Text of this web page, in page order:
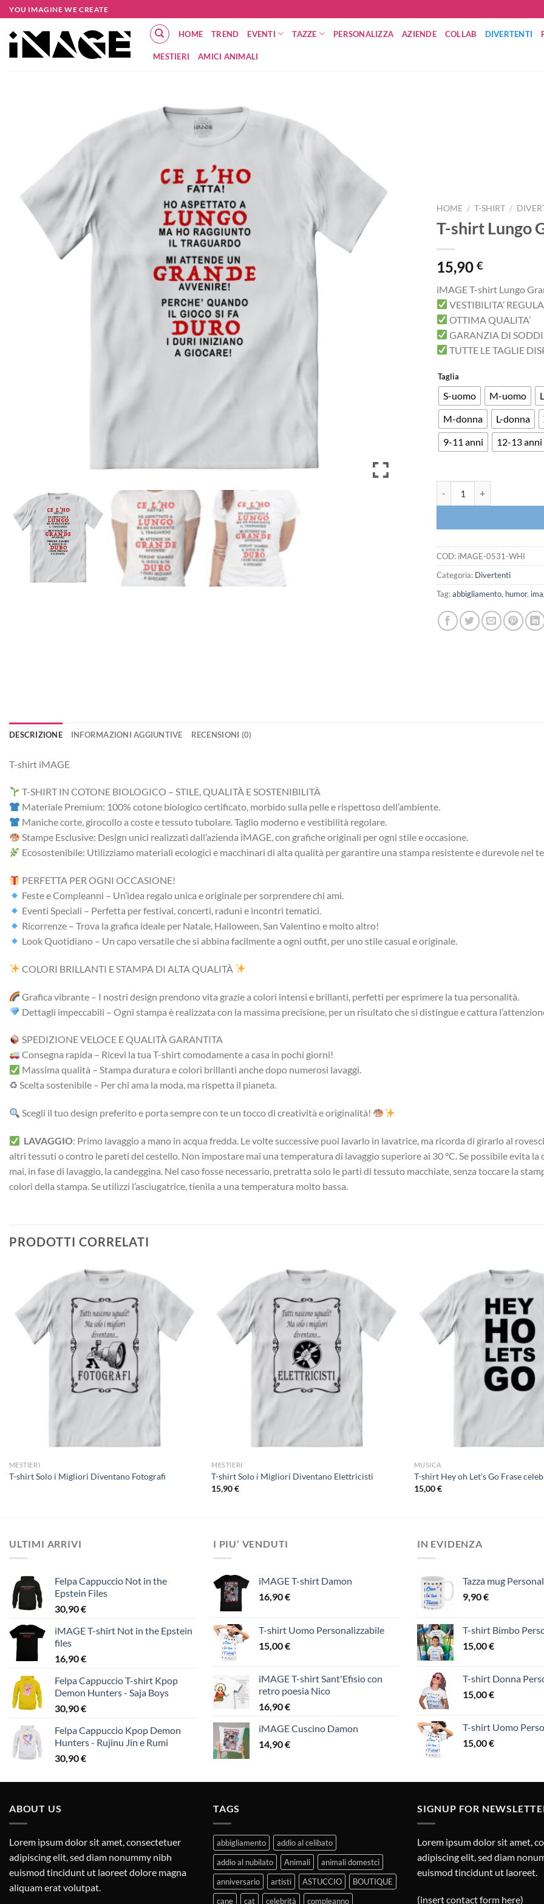
Salta
ai
contenuti
YOU IMAGINE WE CREATE
HOME TREND EVENTI TAZZE PERSONALIZZA AZIENDE COLLAB DIVERTENTI
MESTIERI AMICI ANIMALI
HOME / T-SHIRT /
T-shirt Lungo
15,90€
iMAGE T-shirt Lungo
VESTIBILITA’
OTTIMA QUALITA’
GARANZIA DI
TUTTE LE TAGLIE
Taglia
S-uomo M-uomo
M-donna
L-donna
9-11 anni
12-13 anni
COD: iMAGE-0531-WHI
Categoria: Divertenti
Tag:abbigliamento, humor,
DESCRIZIONE INFORMAZIONI AGGIUNTIVE RECENSIONI (0)
T-shirt iMAGE
T-SHIRT IN COTONE BIOLOGICO – STILE, QUALITÀ E SOSTENIBILITÀ
Materiale Premium: 100% cotone biologico certificato, morbido sulla pelle e rispettoso dell’ambiente.
Maniche corte, girocollo a coste e tessuto tubolare. Taglio moderno e vestibilità regolare.
Stampe Esclusive: Design unici realizzati dall’azienda iMAGE, con grafiche originali per ogni stile e occasione.
Ecosostenibile: Utilizziamo materiali ecologici e macchinari di alta qualità per garantire una stampa resistente e durevole nel
PERFETTA PER OGNI OCCASIONE!
Feste e Compleanni – Un’idea regalo unica e originale per sorprendere chi ami.
Eventi Speciali – Perfetta per festival, concerti, raduni e incontri tematici.
Ricorrenze – Trova la grafica ideale per Natale, Halloween, San Valentino e molto altro!
Look Quotidiano – Un capo versatile che si abbina facilmente a ogni outfit, per uno stile casual e originale.
COLORI BRILLANTI E STAMPA DI ALTA QUALITÀ
Grafica vibrante – I nostri design prendono vita grazie a colori intensi e brillanti, perfetti per esprimere la tua personalità.
Dettagli impeccabili – Ogni stampa è realizzata con la massima precisione, per un risultato che si distingue e cattura
SPEDIZIONE VELOCE E QUALITÀ GARANTITA
Consegna rapida – Ricevi la tua T-shirt comodamente a casa in pochi giorni!
Massima qualità – Stampa duratura e colori brillanti anche dopo numerosi lavaggi.
♻ Scelta sostenibile – Per chi ama la moda, ma rispetta il pianeta.
Scegli il tuo design preferito e porta sempre con te un tocco di creatività e originalità!
LAVAGGIO: Primo lavaggio a mano in acqua fredda. Le volte successive puoi lavarlo in lavatrice, ma ricorda di girarlo al
altri tessuti o contro le pareti del cestello. Non impostare mai una temperatura di lavaggio superiore ai 30 °C. Se possibile evita
mai, in fase di lavaggio, la candeggina. Nel caso fosse necessario, pretratta solo le parti di tessuto macchiate, senza toccare la
colori della stampa. Se utilizzi l’asciugatrice, tienila a una temperatura molto bassa.
PRODOTTI CORRELATI
MESTIERI
T-shirt Solo i Migliori Diventano Fotografi
MESTIERI
T-shirt Solo i Migliori Diventano Elettricisti
15,90€
MUSICA
T-shirt Hey oh Let’s Go Frase
15,00€
ULTIMI ARRIVI
Felpa Cappuccio Not in the
Epstein Files
30,90€
iMAGE T-shirt Not in the Epstein
files
16,90€
Felpa Cappuccio T-shirt Kpop
Demon Hunters - Saja Boys
30,90€
Felpa Cappuccio Kpop Demon
Hunters - Rujinu Jin e Rumi
30,90€
I PIU’ VENDUTI
iMAGE T-shirt Damon
16,90€
T-shirt Uomo Personalizzabile
15,00€
iMAGE T-shirt Sant'Efisio con
retro poesia Nico
16,90€
iMAGE Cuscino Damon
14,90€
IN EVIDENZA
Tazza mug
9,90€
T-shirt Bimbo
15,00€
T-shirt Donna
15,00€
T-shirt Uomo
15,00€
ABOUT US
Lorem ipsum dolor sit amet, consectetuer
adipiscing elit, sed diam nonummy nibh
euismod tincidunt ut laoreet dolore magna
aliquam erat volutpat.
TAGS
abbigliamento
addio al celibato
addio al nubilato
Animali
animali domestci
anniversario
artisti ASTUCCIO
BOUTIQUE
cane
cat celebrità compleanno
SIGNUP FOR
Lorem ipsum dolor sit amet,
adipiscing elit, sed diam
euismod tincidunt ut laoreet.
(insert contact form here)